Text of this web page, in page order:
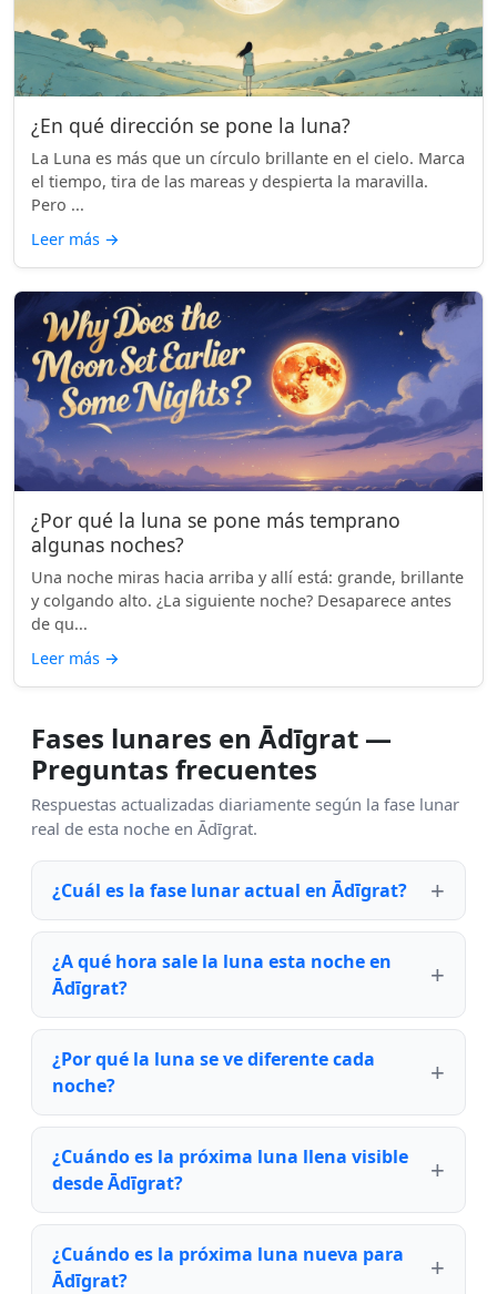
¿En qué dirección se pone la luna?
La Luna es más que un círculo brillante en el cielo. Marca
el tiempo, tira de las mareas y despierta la maravilla.
Pero ...
Leer más →
¿Por qué la luna se pone más temprano
algunas noches?
Una noche miras hacia arriba y allí está: grande, brillante
y colgando alto. ¿La siguiente noche? Desaparece antes
de qu...
Leer más →
Fases lunares en Ādīgrat —
Preguntas frecuentes
Respuestas actualizadas diariamente según la fase lunar
real de esta noche en Ādīgrat.
¿Cuál es la fase lunar actual en Ādīgrat?
¿A qué hora sale la luna esta noche en
Ādīgrat?
¿Por qué la luna se ve diferente cada
noche?
¿Cuándo es la próxima luna llena visible
desde Ādīgrat?
¿Cuándo es la próxima luna nueva para
Ādīgrat?